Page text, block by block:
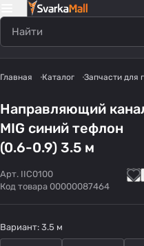
Главная Каталог Запчасти для
Направляющий
MIG синий тефлон
(0.6-0.9) 3.5 м
Арт. IIC0100
Код товара 00000087464
Вариант: 3.5 м